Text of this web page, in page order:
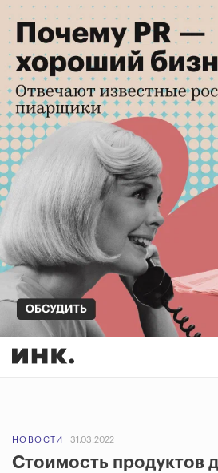
НОВОСТИ 31.03.2022
Стоимость продуктов